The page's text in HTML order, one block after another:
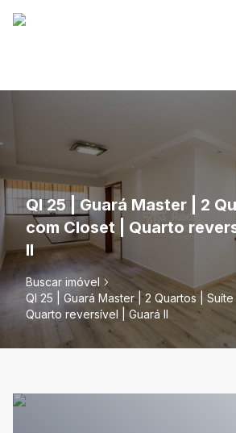
QI 25 | Guará Master | 2
com Closet | Quarto
II
Buscar imóvel
QI 25 | Guará Master | 2 Quartos |
Quarto reversível | Guará II